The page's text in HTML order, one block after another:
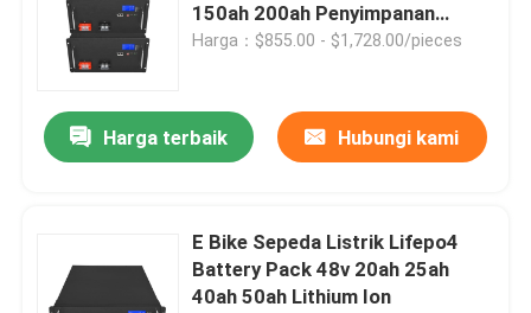
Kontak
Video
Baterai Rumah Lifepo4
150ah 200ah Penyimpanan
Energi Surya
Harga：$855.00 - $1,728.00/pieces
Harga terbaik Hubungi kami
E Bike Sepeda Listrik Lifepo4
Battery Pack 48v 20ah 25ah
40ah 50ah Lithium Ion